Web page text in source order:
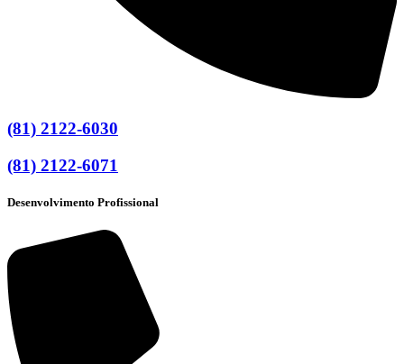
(81) 2122-6030
(81) 2122-6071
Desenvolvimento Profissional